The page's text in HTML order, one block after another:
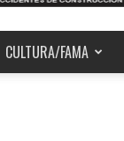
CULTURA/FAMA